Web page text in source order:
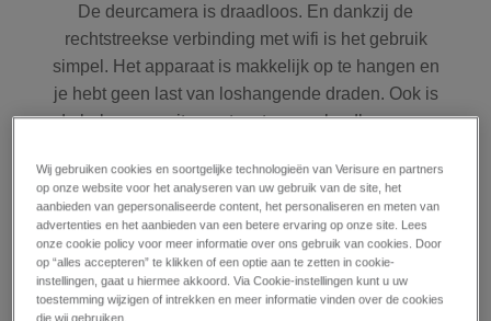
De deurcamera is draadloos. En dankzij de
rechtstreekse verbinding met wifi is het gebruik
simpel. Het apparaat is makkelijk op te hangen en
je hebt geen last van loshangende draden. Ook is
de belcamera uitgerust met een oplaadbare accu
180 graden zichtveld, ook bij
weer en wind
Wij gebruiken cookies en soortgelijke technologieën van Verisure en partners
op onze website voor het analyseren van uw gebruik van de site, het
aanbieden van gepersonaliseerde content, het personaliseren en meten van
advertenties en het aanbieden van een betere ervaring op onze site. Lees
onze cookie policy voor meer informatie over ons gebruik van cookies. Door
op “alles accepteren” te klikken of een optie aan te zetten in cookie-
instellingen, gaat u hiermee akkoord. Via Cookie-instellingen kunt u uw
toestemming wijzigen of intrekken en meer informatie vinden over de cookies
die wij gebruiken.